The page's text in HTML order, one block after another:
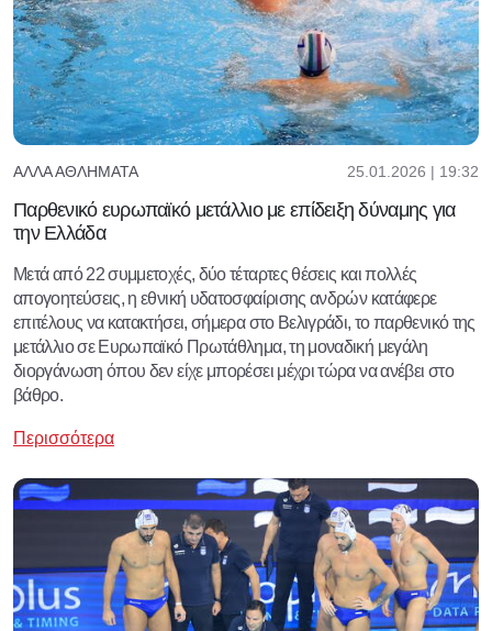
ΆΛΛΑ ΑΘΛΉΜΑΤΑ 25.01.2026 | 19:32
Παρθενικό ευρωπαϊκό μετάλλιο με επίδειξη δύναμης για
την Ελλάδα
Μετά από 22 συμμετοχές, δύο τέταρτες θέσεις και πολλές
απογοητεύσεις, η εθνική υδατοσφαίρισης ανδρών κατάφερε
επιτέλους να κατακτήσει, σήμερα στο Βελιγράδι, το παρθενικό της
μετάλλιο σε Ευρωπαϊκό Πρωτάθλημα, τη μοναδική μεγάλη
διοργάνωση όπου δεν είχε μπορέσει μέχρι τώρα να ανέβει στο
βάθρο.
Περισσότερα